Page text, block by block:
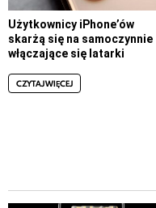
Użytkownicy iPhone’ów
skarżą się na samoczynnie
włączające się latarki
CZYTAJ WIĘCEJ